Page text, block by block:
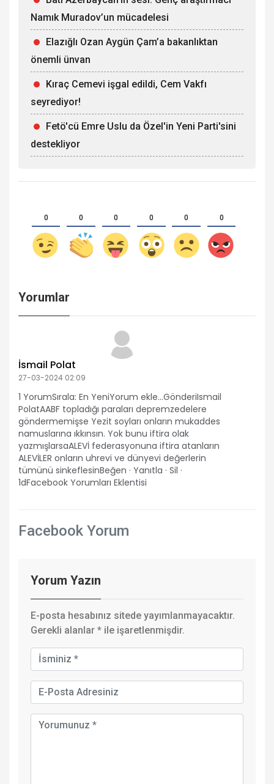
Namık Muradov’un mücadelesi
Elazığlı Ozan Aygün Çam’a bakanlıktan
önemli ünvan
Kıraç Cemevi işgal edildi, Cem Vakfı
seyrediyor!
Fetö'cü Emre Uslu da Özel'in Yeni Parti'sini
destekliyor
0 0 0 0 0 0
Yorumlar
İsmail Polat
27-03-2024 02:09
1 YorumSırala: En YeniYorum ekle...GönderiIsmail
PolatAABF topladığı paraları depremzedelere
göndermemişse Yezit soyları onların mukaddes
namuslarına ıkkınsın. Yok bunu iftira olak
yazmışlarsaALEVİ federasyonuna iftira atanların
ALEVİLER onların uhrevi ve dünyevi değerlerin
tümünü sinkeflesinBeğen · Yanıtla · Sil ·
1dFacebook Yorumları Eklentisi
Facebook Yorum
Yorum Yazın
E-posta hesabınız sitede yayımlanmayacaktır.
Gerekli alanlar * ile işaretlenmişdir.